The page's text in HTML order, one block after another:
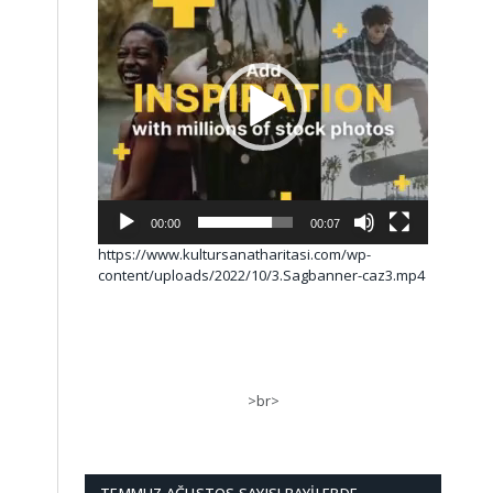
00:00 00:07
https://www.kultursanatharitasi.com/wp-
content/uploads/2022/10/3.Sagbanner-caz3.mp4
>br>